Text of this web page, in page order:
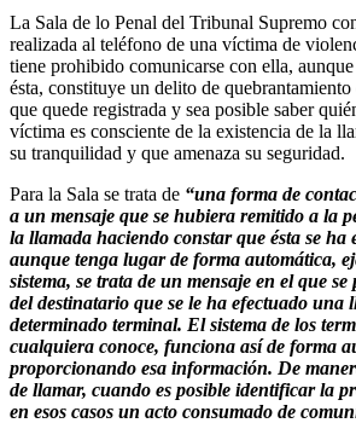
La Sala de lo Penal del Tribunal Supremo
realizada al teléfono de una víctima de
tiene prohibido comunicarse con ella,
ésta, constituye un delito de
que quede registrada y sea posible saber
víctima es consciente de la existencia de la
su tranquilidad y que amenaza su seguridad.
Para la Sala se trata de “una forma de
a un mensaje que se hubiera remitido a la
la llamada haciendo constar que ésta se ha
aunque tenga lugar de forma automática,
sistema, se trata de un mensaje en el que
del destinatario que se le ha efectuado una
determinado terminal. El sistema de los
cualquiera conoce, funciona así de forma
proporcionando esa información. De
de llamar, cuando es posible identificar la
en esos casos un acto consumado de